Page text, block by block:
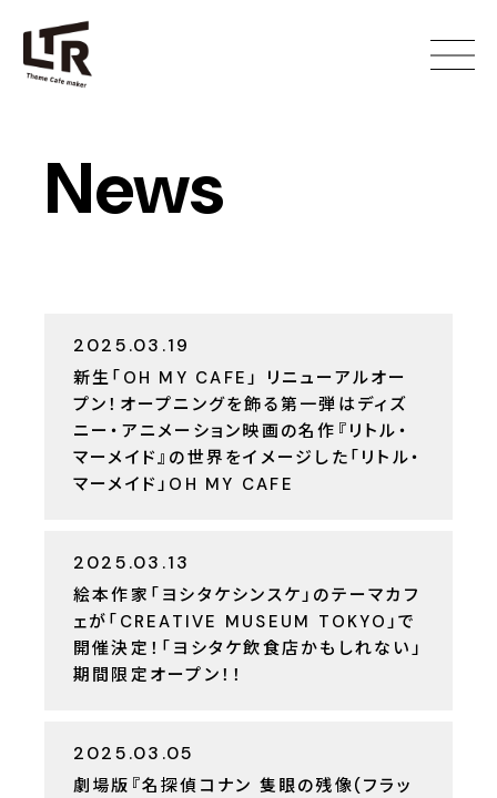
News
2025.03.19
新生「OH MY CAFE」 リニューアルオー
プン！オープニングを飾る第一弾はディズ
ニー・アニメーション映画の名作『リトル・
マーメイド』の世界をイメージした「リトル・
マーメイド」OH MY CAFE
2025.03.13
絵本作家「ヨシタケシンスケ」のテーマカフ
ェが「CREATIVE MUSEUM TOKYO」で
開催決定！「ヨシタケ飲食店かもしれない」
期間限定オープン！！
2025.03.05
劇場版『名探偵コナン 隻眼の残像(フラッ